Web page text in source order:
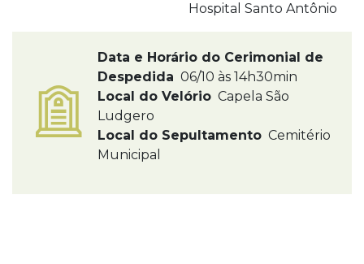
Hospital Santo Antônio
Data e Horário do Cerimonial de
Despedida 06/10 às 14h30min
Local do Velório Capela São
Ludgero
Local do Sepultamento Cemitério
Municipal